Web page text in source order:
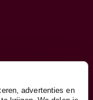
advertenties en